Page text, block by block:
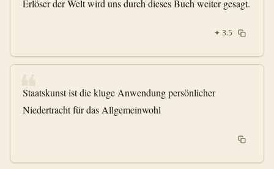
Erlöser der Welt wird uns durch dieses Buch weiter gesagt.
✦ 3.5
❝
Staatskunst ist die kluge Anwendung persönlicher
Niedertracht für das Allgemeinwohl